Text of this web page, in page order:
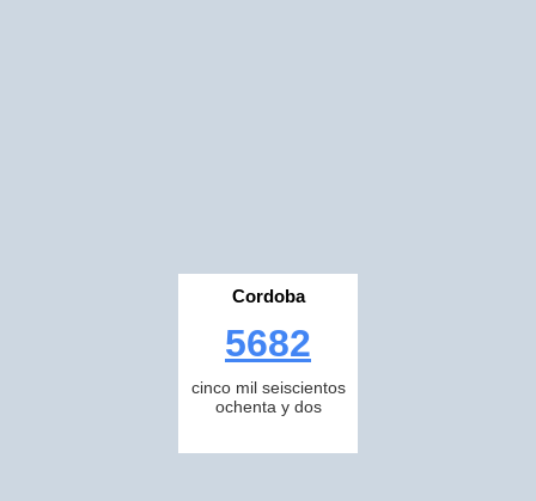
Cordoba
5682
cinco mil seiscientos
ochenta y dos